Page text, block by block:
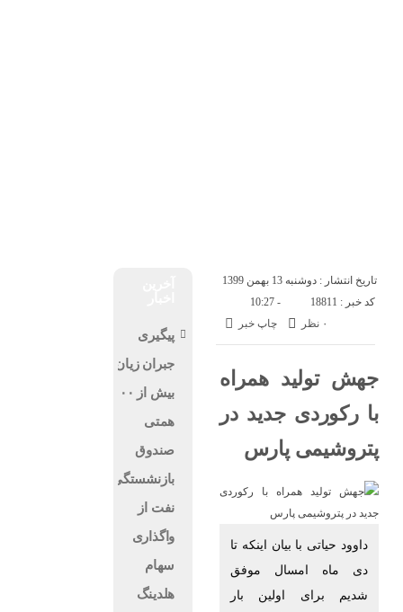
تاریخ انتشار : دوشنبه 13 بهمن 1399
- 10:27
کد خبر : 18811
چاپ خبر
۰ نظر
جهش تولید همراه
با رکوردی جدید در
پتروشیمی پارس
داوود حیاتی با بیان اینکه تا
دی ماه امسال موفق
شدیم برای اولین بار
پیگیری
جبران زیان
بیش از ۱۰۰
همتی
صندوق
بازنشستگی
نفت از
واگذاری
سهام
هلدینگ